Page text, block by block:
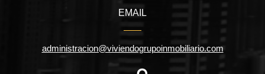
EMAIL
administracion@viviendogrupoinmobiliario.com